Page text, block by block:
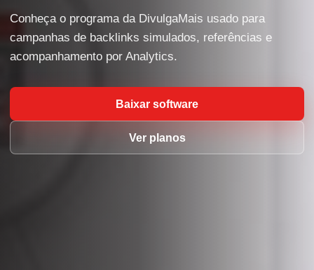
Conheça o programa da DivulgaMais usado para
campanhas de backlinks simulados, referências e
acompanhamento por Analytics.
Baixar software
Ver planos